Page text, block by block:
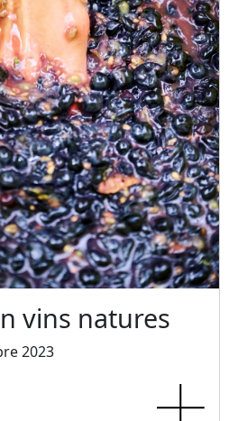
vins natures
2023